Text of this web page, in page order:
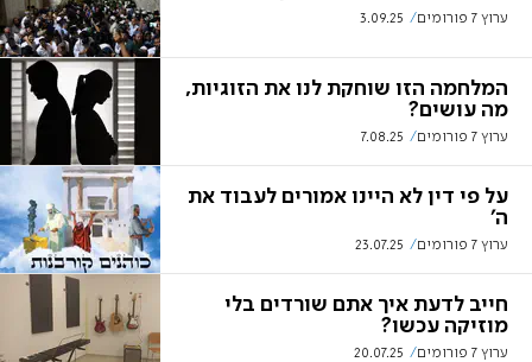
ערוץ 7 פורומים 3.09.25
המלחמה הזו שוחקת לנו את הזוגיות,
מה עושים?
ערוץ 7 פורומים 7.08.25
על פי דין לא היינו אמורים לעבוד את
ה'
ערוץ 7 פורומים 23.07.25
חייב לדעת איך אתם שורדים בלי
מוזיקה עכשו?
ערוץ 7 פורומים 20.07.25